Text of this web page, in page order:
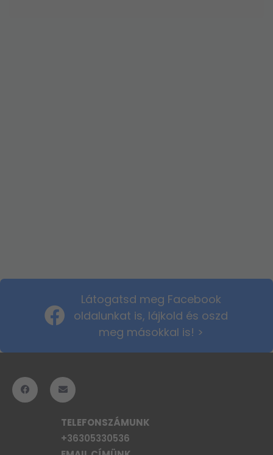
Látogatsd meg Facebook
oldalunkat is, lájkold és oszd
meg másokkal is! >
TELEFONSZÁMUNK
+36305330536